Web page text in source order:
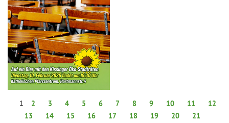
1 2 3 4 5 6 7 8 9 10 11
12
13
14 15 16 17 18 19 20
21